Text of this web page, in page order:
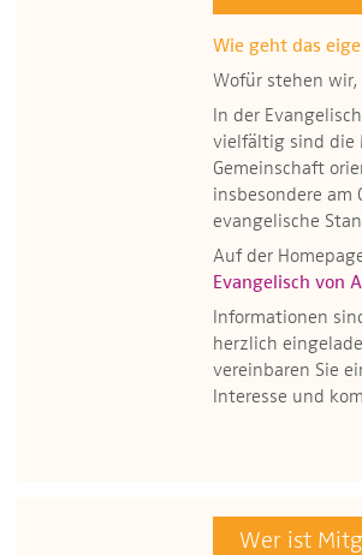
Wie geht das
Wofür stehen
In der
vielfältig sind die
Gemeinschaft
insbesondere am
evangelische
Auf der
Evangelisch von
Informationen
herzlich
vereinbaren Sie
Interesse und
Wer ist